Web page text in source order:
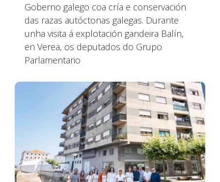
Goberno galego coa cría e conservación
das razas autóctonas galegas. Durante
unha visita á explotación gandeira Balín,
en Verea, os deputados do Grupo
Parlamentario